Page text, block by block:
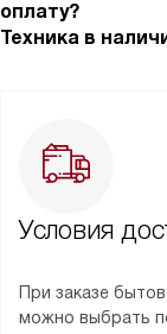
оплату?
Техника в
Условия
При заказе
можно выбрать